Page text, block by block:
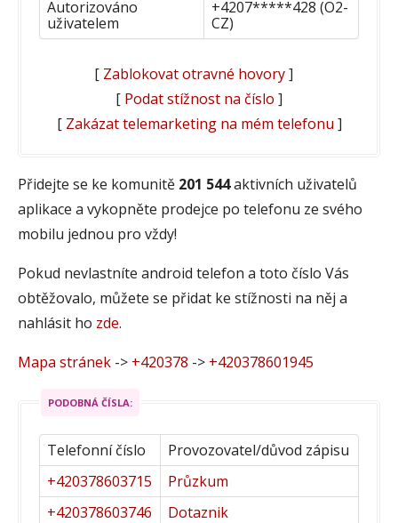
Autorizováno
uživatelem
+4207*****428 (O2-
CZ)
[ Zablokovat otravné hovory]
[ Podat stížnost na číslo ]
[ Zakázat telemarketing na mém telefonu ]
Přidejte se ke komunitě 201 544aktivních uživatelů
aplikace a vykopněte prodejce po telefonu ze svého
mobilu jednou pro vždy!
Pokud nevlastníte android telefon a toto číslo Vás
obtěžovalo, můžete se přidat ke stížnosti na něj a
nahlásit ho zde.
Mapa stránek -> +420378 -> +420378601945
PODOBNÁ ČÍSLA:
Telefonní číslo
Provozovatel/důvod zápisu
+420378603715
Průzkum
+420378603746
Dotaznik